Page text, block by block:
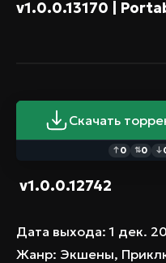
v1.0.0.13170 |
Скачать
↑0 ⇅0 ↓
v1.0.0.12742
Дата выхода: 1 дек.
Жанр: Экшены,